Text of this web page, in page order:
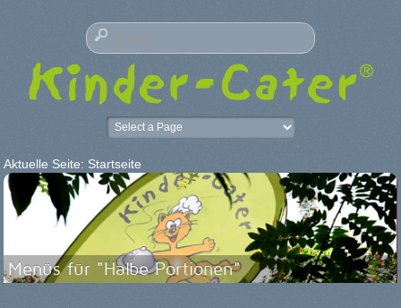
Aktuelle Seite: Startseite
Menüs für "Halbe Portionen"